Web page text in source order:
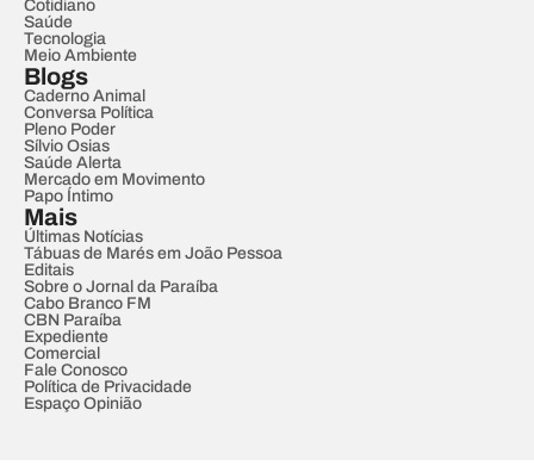
Cotidiano
Saúde
Tecnologia
Meio Ambiente
Blogs
Caderno Animal
Conversa Política
Pleno Poder
Sílvio Osias
Saúde Alerta
Mercado em Movimento
Papo Íntimo
Mais
Últimas Notícias
Tábuas de Marés em João Pessoa
Editais
Sobre o Jornal da Paraíba
Cabo Branco FM
CBN Paraíba
Expediente
Comercial
Fale Conosco
Política de Privacidade
Espaço Opinião